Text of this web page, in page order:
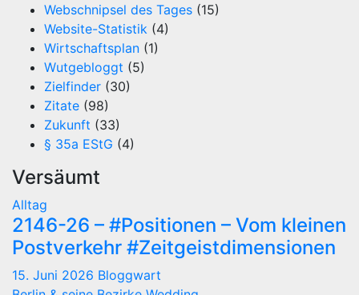
Webschnipsel des Tages (15)
Website-Statistik (4)
Wirtschaftsplan (1)
Wutgebloggt (5)
Zielfinder (30)
Zitate (98)
Zukunft (33)
§ 35a EStG (4)
Versäumt
Alltag
2146-26 – #Positionen – Vom kleinen
Postverkehr #Zeitgeistdimensionen
15. Juni 2026 Bloggwart